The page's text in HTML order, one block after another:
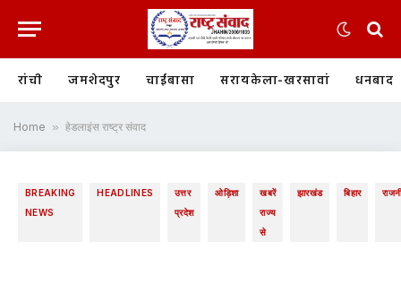
रांची जमशेदपुर चाईबासा सरायकेला-खरसावां धनबाद
Home » हेडलाइंस राष्ट्र संवाद
BREAKING
NEWS
HEADLINES
उत्तर
प्रदेश
ओड़िशा
खबरें
राज्य
से
झारखंड बिहार